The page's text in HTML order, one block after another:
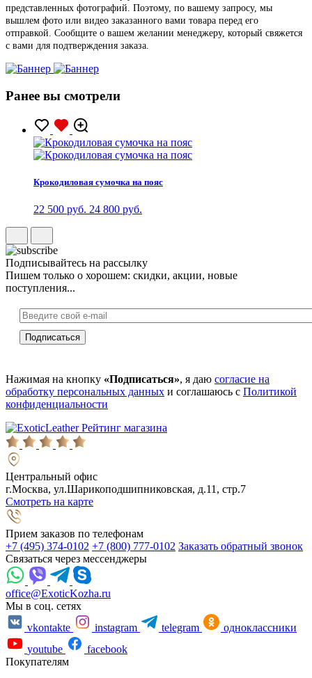
представленных фотографий. Поэтому, по вашему запросу, мы
вышлем фото или видео заказанного вами товара перед его
отправкой. Сообщите о вашем желании менеджеру, который свяжется
с вами для подтверждения заказа.
Ранее вы смотрели
Крокодиловая сумочка на пояс
22 500 руб. 24 800 руб.
Подписывайтесь на рассылку
Пишем только о хорошем: скидки, акции, новые
поступления...
Нажимая на кнопку «Подписаться», я даю согласие на
обработку персональных данных и соглашаюсь с Политикой
конфиденциальности
Рейтинг магазина
Центральный офис
г.Москва, ул.Шарикоподшипниковская, д.11, стр.7
Смотреть на карте
Прием заказов по телефонам
+7 (495) 374-0102 +7 (800) 777-0102 Заказать обратный звонок
Связаться через мессенджеры
office@ExoticKozha.ru
Мы в соц. сетях
vkontakte
instagram telegram
одноклассники
youtube
facebook
Покупателям